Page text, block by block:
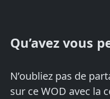
Qu’avez vous
N’oubliez pas de
sur ce WOD avec la